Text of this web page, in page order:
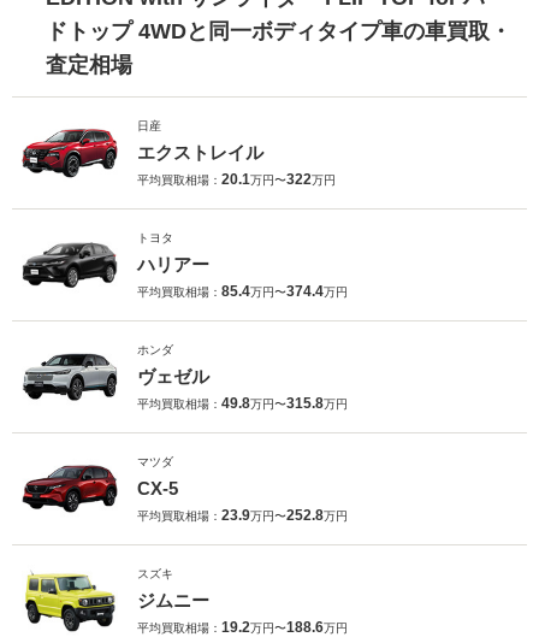
ドトップ 4WDと同一ボディタイプ車の車買取・
査定相場
日産
エクストレイル
平均買取相場： 20.1万円〜322万円
トヨタ
ハリアー
平均買取相場： 85.4万円〜374.4万円
ホンダ
ヴェゼル
平均買取相場： 49.8万円〜315.8万円
マツダ
CX-5
平均買取相場： 23.9万円〜252.8万円
スズキ
ジムニー
平均買取相場： 19.2万円〜188.6万円